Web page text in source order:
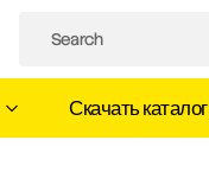
Скачать каталог